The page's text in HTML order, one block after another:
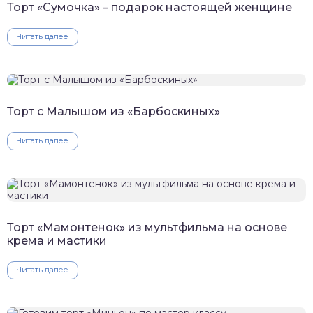
Торт «Сумочка» – подарок настоящей женщине
Читать далее
Торт с Малышом из «Барбоскиных»
Читать далее
Торт «Мамонтенок» из мультфильма на основе
крема и мастики
Читать далее